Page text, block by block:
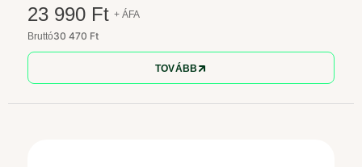
23 990 Ft + ÁFA
Bruttó30 470 Ft
TOVÁBB